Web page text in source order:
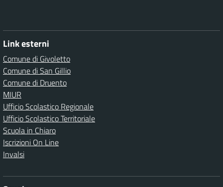
Link esterni
Comune di Givoletto
Comune di San Gillio
Comune di Druento
MIUR
Ufficio Scolastico Regionale
Ufficio Scolastico Territoriale
Scuola in Chiaro
Iscrizioni On Line
Invalsi